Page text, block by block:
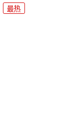
最热